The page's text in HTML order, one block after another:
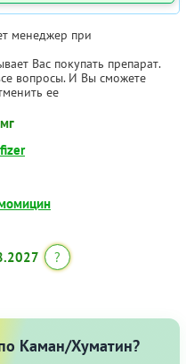
менеджер при
Вас покупать препарат.
вопросы. И Вы сможете
ее
?
Каман/Хуматин?